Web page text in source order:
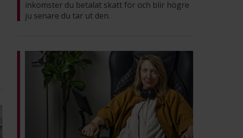
inkomster du betalat skatt för och blir högre
ju senare du tar ut den.